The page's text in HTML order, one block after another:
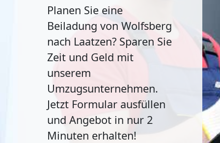
Planen Sie eine
Beiladung von Wolfsberg
nach Laatzen? Sparen Sie
Zeit und Geld mit
unserem
Umzugsunternehmen.
Jetzt Formular ausfüllen
und Angebot in nur 2
Minuten erhalten!